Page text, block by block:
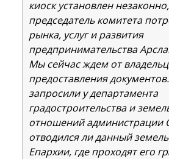
киоск установлен
председатель комитета
рынка, услуг и развития
предпринимательства
Мы сейчас ждем от
предоставления
запросили у департамента
градостроительства и
отношений администрации
отводился ли данный
Епархии, где проходят его